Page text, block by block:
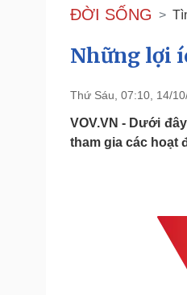
Đảng
Tổ chức nhân sự
Nhận diện sự thật
Pháp luật
Vụ án
Dinh dưỡng - món
ĐỜI SỐNG
Những lợi
Thứ Sáu, 07:10, 14/
VOV.VN - Dưới
tham gia các hoạt